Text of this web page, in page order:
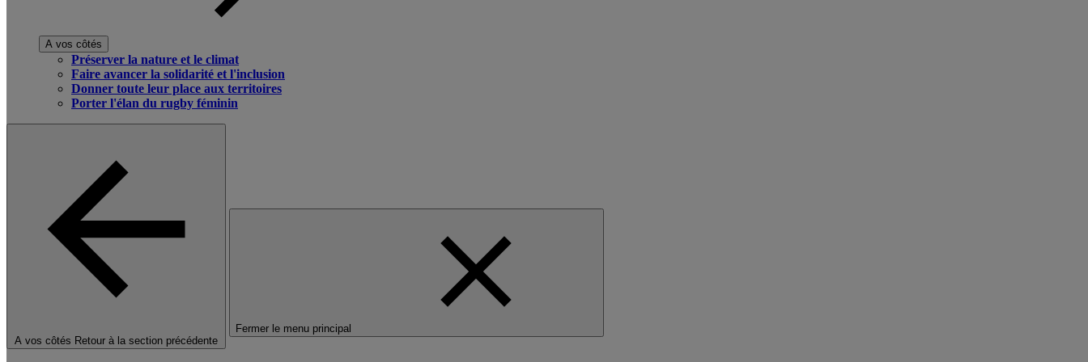
A vos côtés
Préserver la nature et le climat
Faire avancer la solidarité et l'inclusion
Donner toute leur place aux territoires
Porter l'élan du rugby féminin
A vos côtés Retour à la section précédente
Fermer le menu principal